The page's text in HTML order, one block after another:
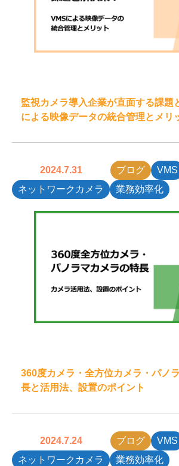
監視カメラ導入企業が直面する課題
による映像データの統合管理とメリ
2024.7.31 ブログ
VMS
ネットワークカメラ
業務効率化
360度カメラ・全方位カメラ・パノ
長と活用法、設置のポイント
2024.7.24 ブログ
VMS
ネットワークカメラ
業務効率化